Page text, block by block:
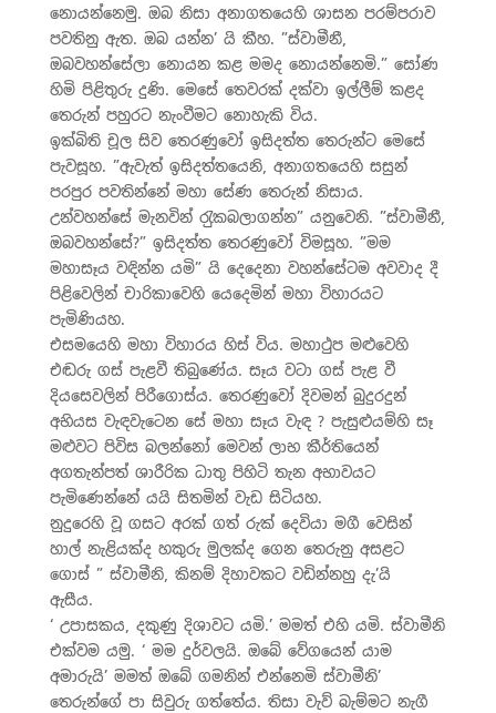
නොයන්නෙමු. ඔබ නිසා අනාගතයෙහි ශාසන පරම්පරාව
පවතිනු ඇත. ඔබ යන්න’ යි කීහ. ”ස්වාමීනී,
ඔබවහන්සේලා නොයන කළ මමද නොයන්නෙමි.” සෝණ
හිමි පිළිතුරු දුණි. මෙසේ තෙවරක් දක්වා ඉල්ලීම් කළද
තෙරුන් පහුරට නැංවීමට නොහැකි විය.
ඉක්බිති චූල සිව තෙරණුවෝ ඉසිදත්ත තෙරුන්ට මෙසේ
පැවසූහ. ”ඇවැත් ඉසිදත්තයෙනි, අනාගතයෙහි සසුන්
පරපුර පවතින්නේ මහා සේණ තෙරුන් නිසාය.
උන්වහන්සේ මැනවින් රැුකබලාගන්න” යනුවෙනි. ”ස්වාමීනී,
ඔබවහන්සේ?” ඉසිදත්ත තෙරණුවෝ විමසූහ. ”මම
මහාසෑය වඳින්න යමි” යි දෙදෙනා වහන්සේටම අවවාද දී
පිළිවෙලින් චාරිකාවෙහි යෙදෙමින් මහා විහාරයට
පැමිණියහ.
එසමයෙහි මහා විහාරය හිස් විය. මහාථුප මළුවෙහි
එඬරු ගස් පැළවී තිබුණේය. සෑය වටා ගස් පැළ වී
දියසෙවලින් පිරීගොස්ය. තෙරණුවෝ දිවමන් බුදුරදුන්
අභියස වැඳවැටෙන සේ මහා සෑය වැඳ ? පැසුළුයම්හි සෑ
මළුවට පිවිස බලන්නෝ මෙවන් ලාභ කීර්තියෙන්
අගතැන්පත් ශාරීරික ධාතු පිහිටි තැන අභාවයට
පැමිණෙන්නේ යයි සිතමින් වැඩ සිටියහ.
නුදුරෙහි වූ ගසට අරක් ගත් රුක් දෙවියා මගී වෙසින්
හාල් නැළියක්ද හකුරු මුලක්ද ගෙන තෙරුනු අසළට
ගොස් ” ස්වාමීනි, කිනම් දිහාවකට වඩින්නහු දැ’යි
ඇසීය.
‘ උපාසකය, දකුණු දිශාවට යමි.’ මමත් එහි යමි. ස්වාමීනි
එක්වම යමු. ‘ මම දුර්වලයි. ඔබේ වේගයෙන් යාම
අමාරුයි’ මමත් ඔබේ ගමනින් එන්නෙමි ස්වාමීනි’
තෙරුන්ගේ පා සිවුරු ගත්තේය. තිසා වැව් බැම්මට නැගී